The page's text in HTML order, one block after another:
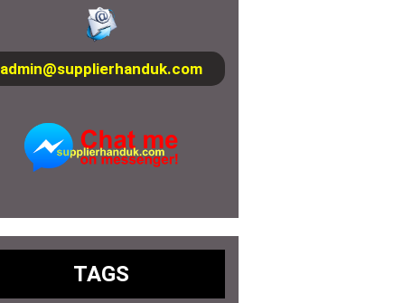
admin@supplierhanduk.com
TAGS